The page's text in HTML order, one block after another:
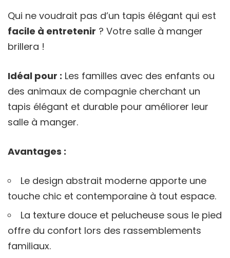
Qui ne voudrait pas d’un tapis élégant qui est
facile à entretenir ? Votre salle à manger
brillera !
Idéal pour : Les familles avec des enfants ou
des animaux de compagnie cherchant un
tapis élégant et durable pour améliorer leur
salle à manger.
Avantages :
Le design abstrait moderne apporte une
touche chic et contemporaine à tout espace.
La texture douce et pelucheuse sous le pied
offre du confort lors des rassemblements
familiaux.